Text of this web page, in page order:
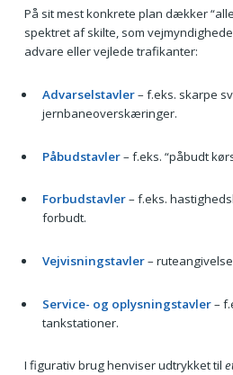
På sit mest konkrete plan dækker
spektret af skilte, som
advare eller vejlede trafikanter:
Advarselstavler– f.eks. skarpe
jernbaneoverskæringer.
Påbudstavler– f.eks. “påbudt
Forbudstavler– f.eks.
forbudt.
Vejvisningstavler–
Service- og oplysningstavler–
tankstationer.
I figurativ brug henviser udtrykket til